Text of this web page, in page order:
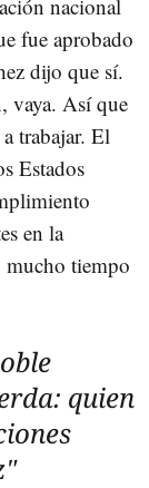
nacional
fue aprobado
dijo que sí.
vaya. Así que
trabajar. El
Estados
en la
mucho tiempo
quien